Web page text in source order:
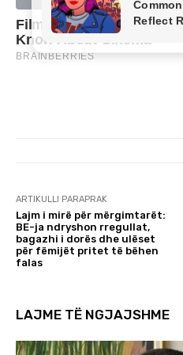
ARTIKULLI PARAPRAK
Lajm i mirë për mërgimtarët:
BE-ja ndryshon rregullat,
bagazhi i dorës dhe ulëset
për fëmijët pritet të bëhen
falas
LAJME TË NGJAJSHME